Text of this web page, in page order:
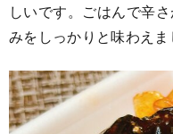
しいです。ごはんで辛
みをしっかりと味わえま